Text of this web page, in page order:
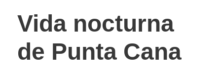
Vida nocturna
de Punta Cana